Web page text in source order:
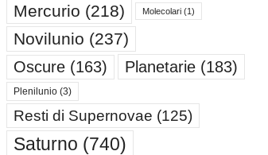
Mercurio (218) Molecolari(1)
Novilunio (237)
Oscure(163) Planetarie(183)
Plenilunio(3)
Resti di Supernovae (125)
Saturno (740)